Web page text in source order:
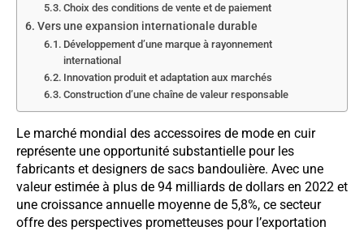
Choix des conditions de vente et de paiement
Vers une expansion internationale durable
Développement d’une marque à rayonnement
international
Innovation produit et adaptation aux marchés
Construction d’une chaîne de valeur responsable
Le marché mondial des accessoires de mode en cuir
représente une opportunité substantielle pour les
fabricants et designers de sacs bandoulière. Avec une
valeur estimée à plus de 94 milliards de dollars en 2022 et
une croissance annuelle moyenne de 5,8%, ce secteur
offre des perspectives prometteuses pour l’exportation